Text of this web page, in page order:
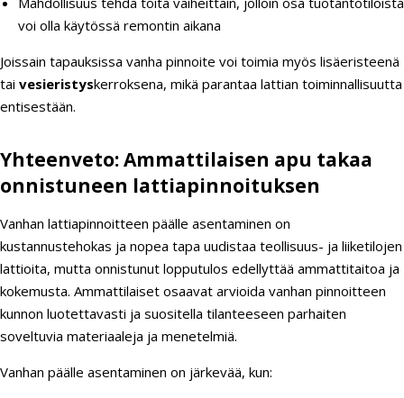
voi olla käytössä remontin aikana
Joissain tapauksissa vanha pinnoite voi toimia myös lisäeristeenä
tai vesieristyskerroksena, mikä parantaa lattian toiminnallisuutta
entisestään.
Yhteenveto: Ammattilaisen apu takaa
onnistuneen lattiapinnoituksen
Vanhan lattiapinnoitteen päälle asentaminen on
kustannustehokas ja nopea tapa uudistaa teollisuus- ja liiketilojen
lattioita, mutta onnistunut lopputulos edellyttää ammattitaitoa ja
kokemusta. Ammattilaiset osaavat arvioida vanhan pinnoitteen
kunnon luotettavasti ja suositella tilanteeseen parhaiten
soveltuvia materiaaleja ja menetelmiä.
Vanhan päälle asentaminen on järkevää, kun: